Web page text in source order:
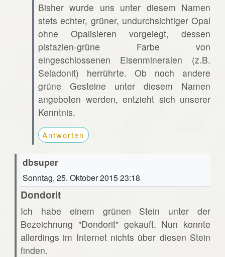
Bisher wurde uns unter diesem Namen
stets echter, grüner, undurchsichtiger Opal
ohne Opalisieren vorgelegt, dessen
pistazien-grüne Farbe von
eingeschlossenen Eisenmineralen (z.B.
Seladonit) herrührte. Ob noch andere
grüne Gesteine unter diesem Namen
angeboten werden, entzieht sich unserer
Kenntnis.
Antworten
dbsuper
Sonntag, 25. Oktober 2015 23:18
Dondorit
Ich habe einem grünen Stein unter der
Bezeichnung "Dondorit" gekauft. Nun konnte
allerdings im Internet nichts über diesen Stein
finden.